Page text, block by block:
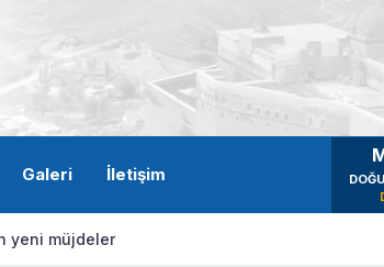
Galeri İletişim
yeni müjdeler